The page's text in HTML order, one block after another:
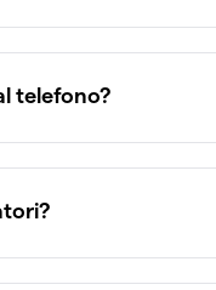
telefono?